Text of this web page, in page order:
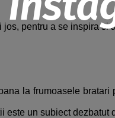
pentru a se inspira si
la frumoasele
este un subiect